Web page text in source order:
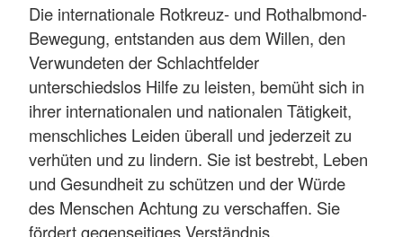
Die internationale Rotkreuz- und Rothalbmond-
Bewegung, entstanden aus dem Willen, den
Verwundeten der Schlachtfelder
unterschiedslos Hilfe zu leisten, bemüht sich in
ihrer internationalen und nationalen Tätigkeit,
menschliches Leiden überall und jederzeit zu
verhüten und zu lindern. Sie ist bestrebt, Leben
und Gesundheit zu schützen und der Würde
des Menschen Achtung zu verschaffen. Sie
fördert gegenseitiges Verständnis,